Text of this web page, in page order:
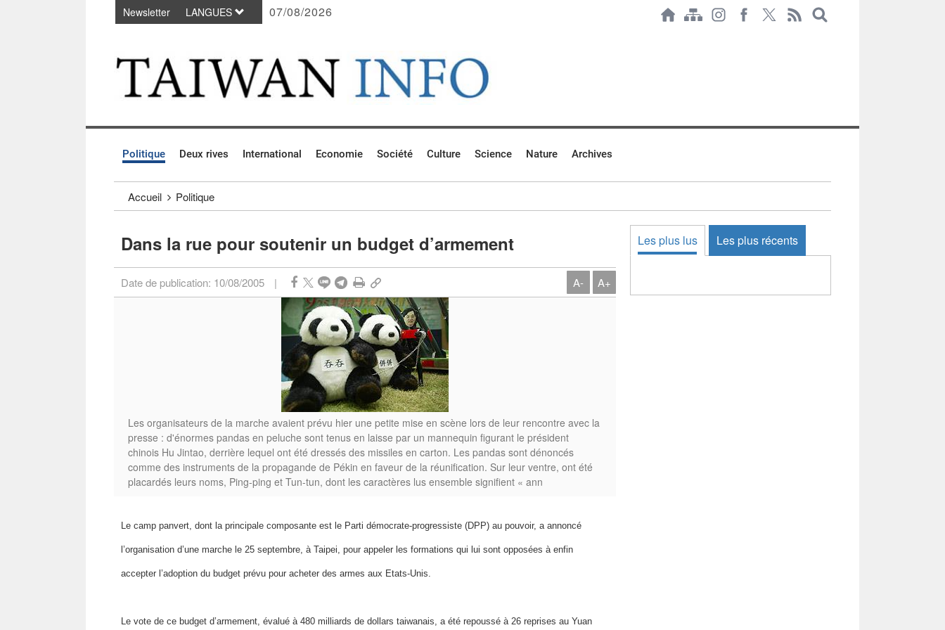
Passer au contenu principal
Newsletter LANGUES 07/08/2026
Politique Deux rives International Economie Société Culture Science Nature Archives
Accueil Politique
Dans la rue pour soutenir un budget d’armement
Date de publication: 10/08/2005 | A- A+
Les organisateurs de la marche avaient prévu hier une petite mise en scène lors de leur rencontre avec la
presse : d'énormes pandas en peluche sont tenus en laisse par un mannequin figurant le président
chinois Hu Jintao, derrière lequel ont été dressés des missiles en carton. Les pandas sont dénoncés
comme des instruments de la propagande de Pékin en faveur de la réunification. Sur leur ventre, ont été
placardés leurs noms, Ping-ping et Tun-tun, dont les caractères lus ensemble signifient « ann
Le camp panvert, dont la principale composante est le Parti démocrate-progressiste (DPP) au pouvoir, a annoncé
l’organisation d’une marche le 25 septembre, à Taipei, pour appeler les formations qui lui sont opposées à enfin
accepter l’adoption du budget prévu pour acheter des armes aux Etats-Unis.
Le vote de ce budget d’armement, évalué à 480 milliards de dollars taiwanais, a été repoussé à 26 reprises au Yuan
Les plus lus Les plus récents